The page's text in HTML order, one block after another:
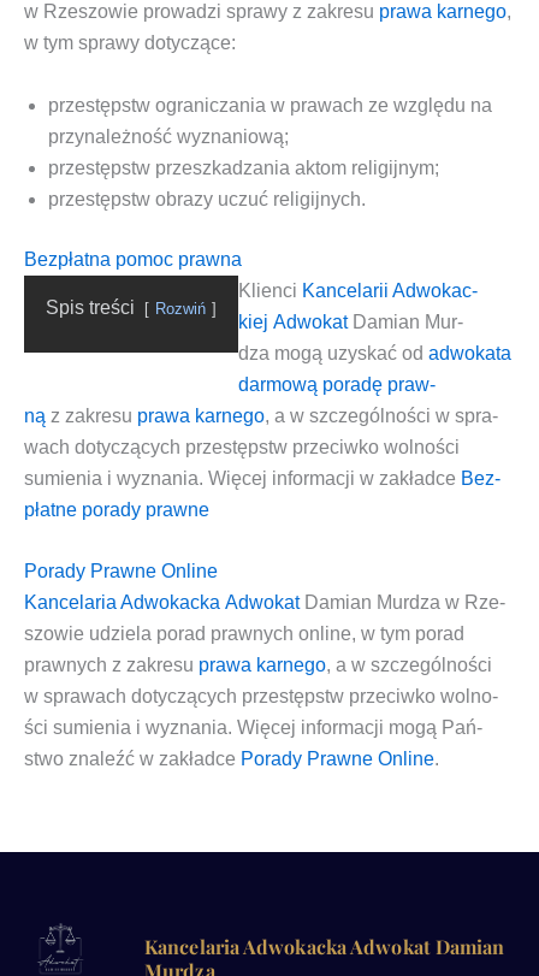
w Rze­szo­wie pro­wa­dzi spra­wy z zakre­su pra­wa kar­ne­go,
w tym spra­wy dotyczące:
prze­stępstw ogra­ni­cza­nia w pra­wach ze wzglę­du na
przy­na­leż­ność wyzna­nio­wą;
prze­stępstw prze­szka­dza­nia aktom reli­gij­nym;
prze­stępstw obra­zy uczuć religijnych.
Bezpłatna pomoc prawna
Spis tre­ści Roz­wiń
Klien­ci Kan­ce­la­rii Adwo­kac­
kiej Adwo­katDamian Mur­
dza mogą uzy­skać od adwo­ka­ta
dar­mo­wą pora­dę praw­
ną z zakre­su pra­wa kar­ne­go, a w szcze­gól­no­ści w spra­
wach doty­czą­cych prze­stępstw prze­ciw­ko wol­no­ści
sumie­nia i wyzna­nia. Wię­cej infor­ma­cji w zakład­ce Bez­
płat­ne pora­dy prawne
Porady Prawne Online
Kan­ce­la­ria Adwo­kac­ka Adwo­katDamian Mur­dza w Rze­
szo­wie udzie­la porad praw­nych onli­ne, w tym porad
praw­nych z zakre­su pra­wa kar­ne­go, a w szcze­gól­no­ści
w spra­wach doty­czą­cych prze­stępstw prze­ciw­ko wol­no­
ści sumie­nia i wyzna­nia. Wię­cej infor­ma­cji mogą Pań­
stwo zna­leźć w zakład­ce Pora­dy Praw­ne Onli­ne.
Kancelaria Adwokacka Adwokat Damian
Murdza